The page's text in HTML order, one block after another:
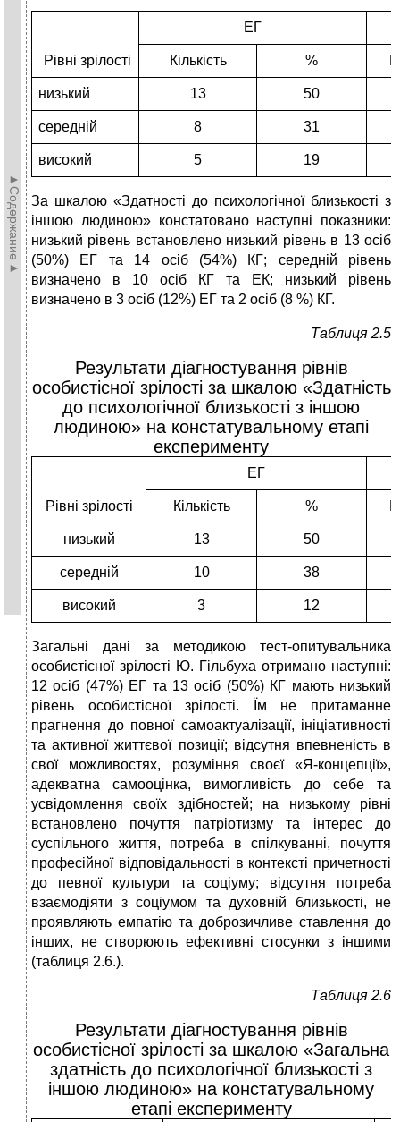
►Содержание►
Рівні зрілості
ЕГ
Кількість %
низький 13 50
середній 8 31
високий 5 19
За шкалою «Здатності до психологічної близькості з
іншою людиною» констатовано наступні показники:
низький рівень встановлено низький рівень в 13 осіб
(50%) ЕГ та 14 осіб (54%) КГ; середній рівень
визначено в 10 осіб КГ та ЕК; низький рівень
визначено в 3 осіб (12%) ЕГ та 2 осіб (8 %) КГ.
Таблиця 2.5
Результати діагностування рівнів
особистісної зрілості за шкалою «Здатність
до психологічної близькості з іншою
людиною» на констатувальному етапі
експерименту
Рівні зрілості
ЕГ
Кількість %
низький 13 50
середній 10 38
високий 3 12
Загальні дані за методикою тест-опитувальника
особистісної зрілості Ю. Гільбуха отримано наступні:
12 осіб (47%) ЕГ та 13 осіб (50%) КГ мають низький
рівень особистісної зрілості. Їм не притаманне
прагнення до повної самоактуалізації, ініціативності
та активної життєвої позиції; відсутня впевненість в
свої можливостях, розуміння своєї «Я-концепції»,
адекватна самооцінка, вимогливість до себе та
усвідомлення своїх здібностей; на низькому рівні
встановлено почуття патріотизму та інтерес до
суспільного життя, потреба в спілкуванні, почуття
професійної відповідальності в контексті причетності
до певної культури та соціуму; відсутня потреба
взаємодіяти з соціумом та духовній близькості, не
проявляють емпатію та доброзичливе ставлення до
інших, не створюють ефективні стосунки з іншими
(таблиця 2.6.).
Таблиця 2.6
Результати діагностування рівнів
особистісної зрілості за шкалою «Загальна
здатність до психологічної близькості з
іншою людиною» на констатувальному
етапі експерименту